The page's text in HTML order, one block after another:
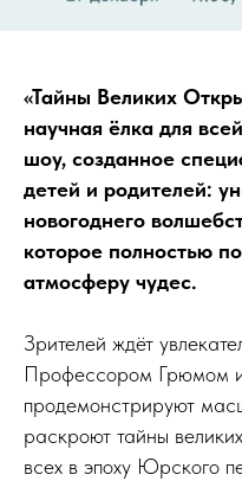
«Тайны Великих
научная ёлка для
шоу, созданное
детей и родителей:
новогоднего
которое полностью
атмосферу чудес.
Зрителей ждёт
Профессором Грюмом
продемонстрируют
раскроют тайны
всех в эпоху Юрского